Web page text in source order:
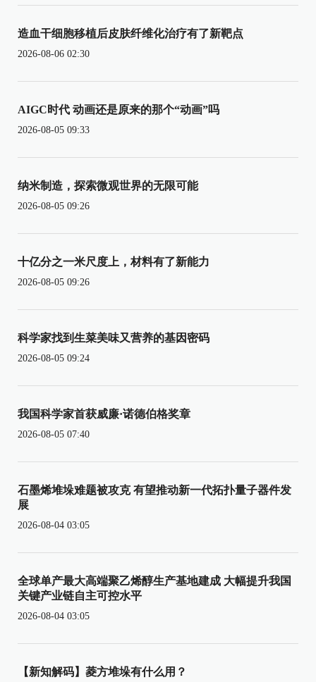
造血干细胞移植后皮肤纤维化治疗有了新靶点
2026-08-06 02:30
AIGC时代 动画还是原来的那个“动画”吗
2026-08-05 09:33
纳米制造，探索微观世界的无限可能
2026-08-05 09:26
十亿分之一米尺度上，材料有了新能力
2026-08-05 09:26
科学家找到生菜美味又营养的基因密码
2026-08-05 09:24
我国科学家首获威廉·诺德伯格奖章
2026-08-05 07:40
石墨烯堆垛难题被攻克 有望推动新一代拓扑量子器件发
展
2026-08-04 03:05
全球单产最大高端聚乙烯醇生产基地建成 大幅提升我国
关键产业链自主可控水平
2026-08-04 03:05
【新知解码】菱方堆垛有什么用？